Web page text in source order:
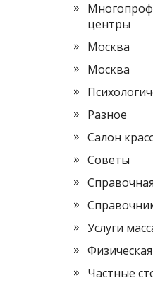
центры
Москва
Москва
Разное
Салон
Советы
Справочная
Услуги
Частные